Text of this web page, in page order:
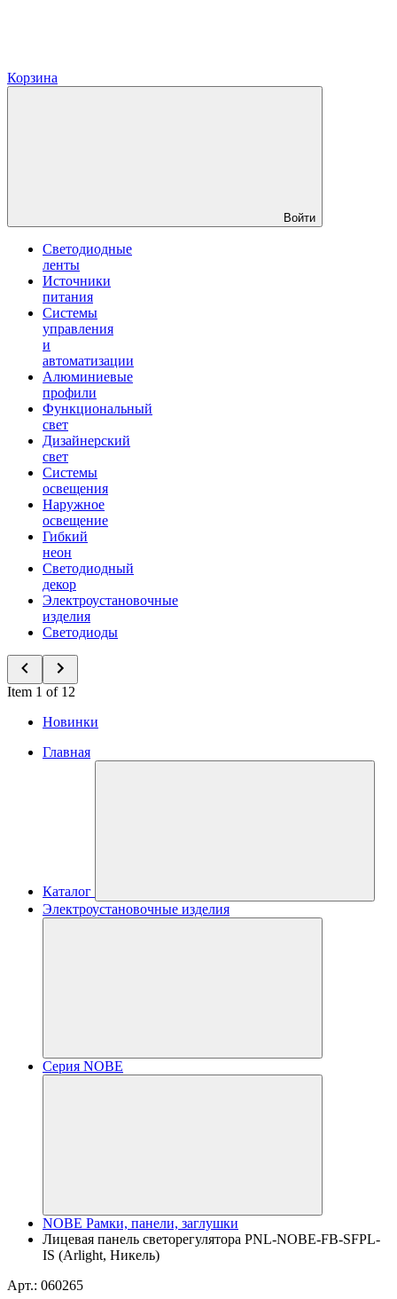
Корзина
Войти
Светодиодные
ленты
Источники
питания
Системы
управления
и
автоматизации
Алюминиевые
профили
Функциональный
свет
Дизайнерский
свет
Системы
освещения
Наружное
освещение
Гибкий
неон
Светодиодный
декор
Электроустановочные
изделия
Светодиоды
Item 1 of 12
Новинки
Главная
Каталог
Электроустановочные изделия
Серия NOBE
NOBE Рамки, панели, заглушки
Лицевая панель светорегулятора PNL-NOBE-FB-SFPL-
IS (Arlight, Никель)
Арт.: 060265